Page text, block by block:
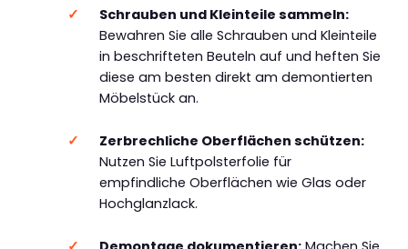
Schrauben und Kleinteile sammeln:
Bewahren Sie alle Schrauben und Kleinteile
in beschrifteten Beuteln auf und heften Sie
diese am besten direkt am demontierten
Möbelstück an.
Zerbrechliche Oberflächen schützen:
Nutzen Sie Luftpolsterfolie für
empfindliche Oberflächen wie Glas oder
Hochglanzlack.